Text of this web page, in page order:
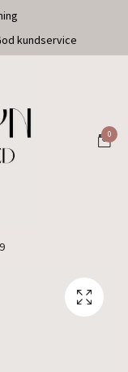
kundservice
0